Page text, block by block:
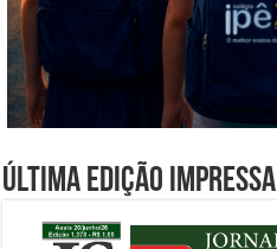
Última edição impressa